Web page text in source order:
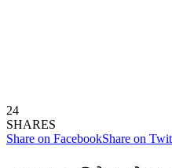
24
SHARES
Share on FacebookShare on